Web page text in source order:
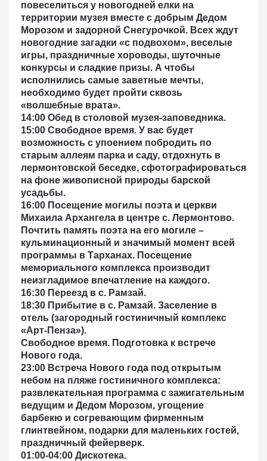
повеселиться у новогодней елки на
территории музея вместе с добрым Дедом
Морозом и задорной Снегурочкой. Всех ждут
новогодние загадки «с подвохом», веселые
игры, праздничные хороводы, шуточные
конкурсы и сладкие призы. А чтобы
исполнились самые заветные мечты,
необходимо будет пройти сквозь
«волшебные врата».
14:00 Обед в столовой музея-заповедника.
15:00 Свободное время. У вас будет
возможность с упоением побродить по
старым аллеям парка и саду, отдохнуть в
лермонтовской беседке, сфотографироваться
на фоне живописной природы барской
усадьбы.
16:00 Посещение могилы поэта и церкви
Михаила Архангела в центре с. Лермонтово.
Почтить память поэта на его могиле –
кульминационный и значимый момент всей
программы в Тарханах. Посещение
мемориального комплекса производит
неизгладимое впечатление на каждого.
16:30 Переезд в с. Рамзай.
18:30 Прибытие в с. Рамзай. Заселение в
отель (загородный гостиничный комплекс
«Арт-Пенза»).
Свободное время. Подготовка к встрече
Нового года.
23:00 Встреча Нового года под открытым
небом на пляже гостиничного комплекса:
развлекательная программа с зажигательным
ведущим и Дедом Морозом, угощение
барбекю и согревающим фирменным
глинтвейном, подарки для маленьких гостей,
праздничный фейерверк.
01:00-04:00 Дискотека.